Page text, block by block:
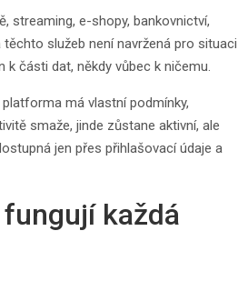
streaming, e-shopy, bankovnictví,
služeb není navržená pro situaci
části dat, někdy vůbec k ničemu.
má vlastní podmínky,
smaže, jinde zůstane aktivní, ale
jen přes přihlašovací údaje a
každá